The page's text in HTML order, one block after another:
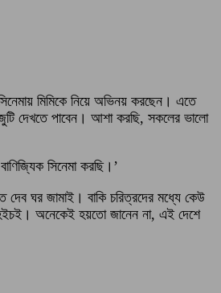
মিমিকে নিয়ে অভিনয় করছেন। এতে
দেখতে পাবেন। আশা করছি, সকলের ভালো
সিনেমা করছি।’
দেব ঘর জামাই। বাকি চরিত্রদের মধ্যে কেউ
অনেকেই হয়তো জানেন না, এই দেশে